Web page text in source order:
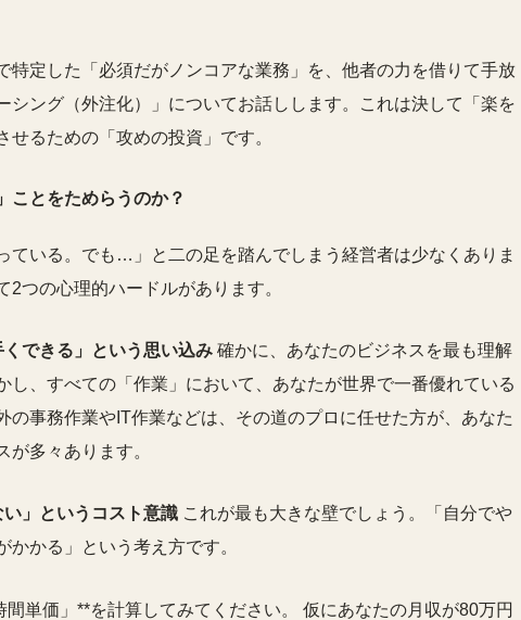
特定した「必須だがノンコアな業務」を、他者の力を借りて手放
シング（外注化）」についてお話しします。これは決して「楽を
るための「攻めの投資」です。
ことをためらうのか？
ている。でも…」と二の足を踏んでしまう経営者は少なくありま
つの心理的ハードルがあります。
できる」という思い込み 確かに、あなたのビジネスを最も理解
し、すべての「作業」において、あなたが世界で一番優れている
の事務作業やIT作業などは、その道のプロに任せた方が、あなた
が多々あります。
」というコスト意識 これが最も大きな壁でしょう。「自分でや
かる」という考え方です。
単価」**を計算してみてください。 仮にあなたの月収が80万円